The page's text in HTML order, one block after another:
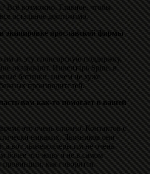
Всё возможно. Главное, чтобы
остальное достижимо.
экипировке ярославской фирмы
за эту спонсорскую поддержку,
оказывают. Инвентарь Spine, в
ботинки, ничем не хуже
производителей.
вам как-то помогает в вашей
это очень сложно. Контактов с
никаких. Лыжников они
а вот лыжероллеры им не очень
более что живу я не в самом
провинции, как говорится.